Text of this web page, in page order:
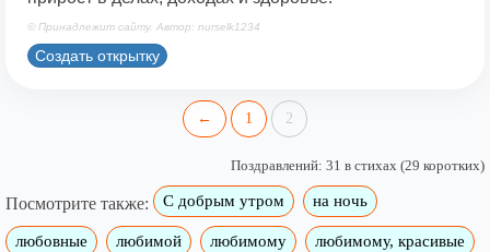
© Принадлежит сайту. Автор: nurselk1234
Создать открытку
← 1 2
Поздравлений: 31 в стихах (29 коротких)
Посмотрите также: С добрым утром на ночь
любовные любимой любимому любимому, красивые